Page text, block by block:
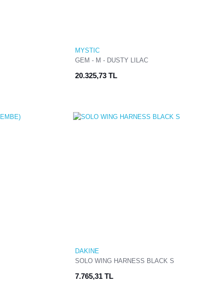
MYSTIC
GEM - M - DUSTY LILAC
20.325,73 TL
DAKINE
SOLO WING HARNESS BLACK S
7.765,31 TL